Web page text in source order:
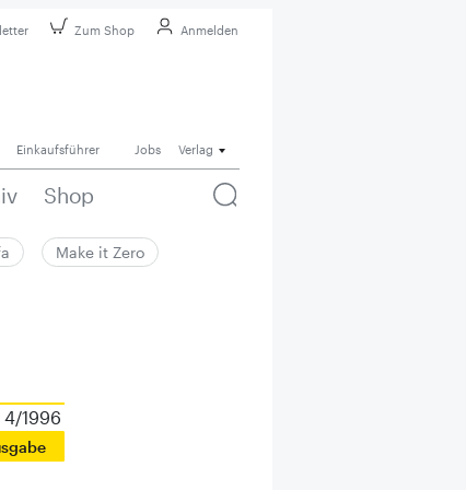
Zum Shop Anmelden
Einkaufsführer Jobs Verlag
Shop
Make it Zero
4/1996